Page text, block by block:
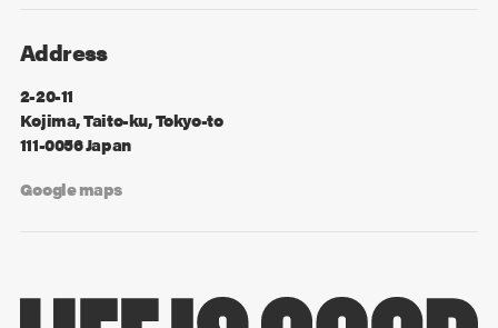
Address
2-20-11
Kojima, Taito-ku, Tokyo-to
111-0056 Japan
Google maps